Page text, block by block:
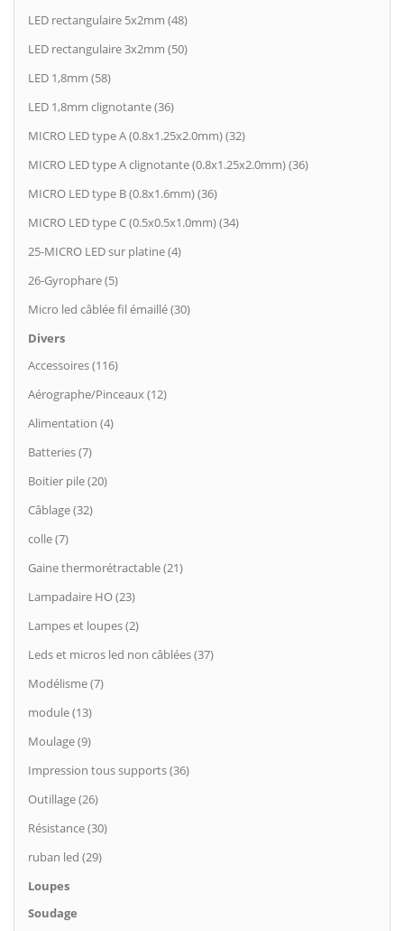
LED rectangulaire 5x2mm (48)
LED rectangulaire 3x2mm (50)
LED 1,8mm (58)
LED 1,8mm clignotante (36)
MICRO LED type A (0.8x1.25x2.0mm) (32)
MICRO LED type A clignotante (0.8x1.25x2.0mm) (36)
MICRO LED type B (0.8x1.6mm) (36)
MICRO LED type C (0.5x0.5x1.0mm) (34)
25-MICRO LED sur platine (4)
26-Gyrophare (5)
Micro led câblée fil émaillé (30)
Divers
Accessoires (116)
Aérographe/Pinceaux (12)
Alimentation (4)
Batteries (7)
Boitier pile (20)
Câblage (32)
colle (7)
Gaine thermorétractable (21)
Lampadaire HO (23)
Lampes et loupes (2)
Leds et micros led non câblées (37)
Modélisme (7)
module (13)
Moulage (9)
Impression tous supports (36)
Outillage (26)
Résistance (30)
ruban led (29)
Loupes
Soudage